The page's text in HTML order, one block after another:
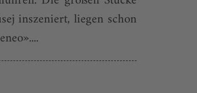
inszeniert, liegen schon